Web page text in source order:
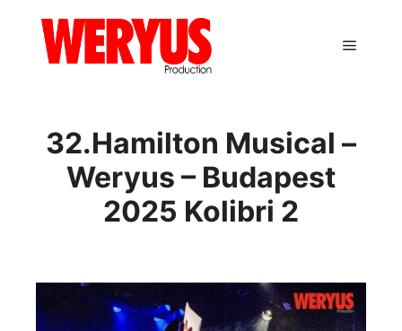
32.Hamilton Musical –
Weryus – Budapest
2025 Kolibri 2